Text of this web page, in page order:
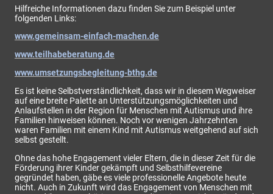
Hilfreiche Informationen dazu finden Sie zum Beispiel unter
folgenden Links:
www.gemeinsam-einfach-machen.de
www.teilhabeberatung.de
www.umsetzungsbegleitung-bthg.de
Es ist keine Selbstverständlichkeit, dass wir in diesem Wegweiser
auf eine breite Palette an Unterstützungsmöglichkeiten und
Anlaufstellen in der Region für Menschen mit Autismus und ihre
Familien hinweisen können. Noch vor wenigen Jahrzehnten
waren Familien mit einem Kind mit Autismus weitgehend auf sich
selbst gestellt.
Ohne das hohe Engagement vieler Eltern, die in dieser Zeit für die
Förderung ihrer Kinder gekämpft und Selbsthilfevereine
gegründet haben, gäbe es viele professionelle Angebote heute
nicht. Auch in Zukunft wird das Engagement von Menschen mit